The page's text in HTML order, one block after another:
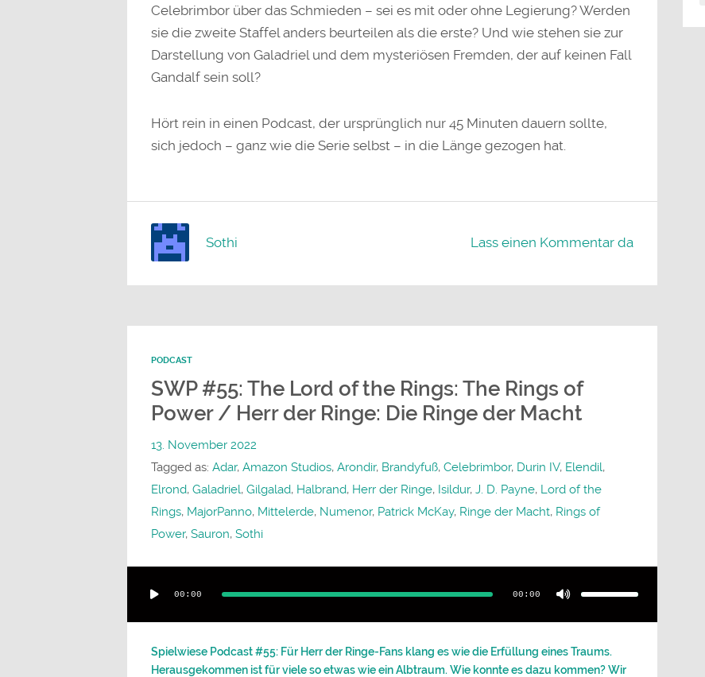
Celebrimbor über das Schmieden – sei es mit oder ohne Legierung? Werden
sie die zweite Staffel anders beurteilen als die erste? Und wie stehen sie zur
Darstellung von Galadriel und dem mysteriösen Fremden, der auf keinen Fall
Gandalf sein soll?
Hört rein in einen Podcast, der ursprünglich nur 45 Minuten dauern sollte,
sich jedoch – ganz wie die Serie selbst – in die Länge gezogen hat.
Lass einen Kommentar da
Sothi
PODCAST
SWP #55: The Lord of the Rings: The Rings of
Power / Herr der Ringe: Die Ringe der Macht
13. November 2022
Tagged as: Adar, Amazon Studios, Arondir, Brandyfuß, Celebrimbor, Durin IV, Elendil,
Elrond, Galadriel, Gilgalad, Halbrand, Herr der Ringe, Isildur, J. D. Payne, Lord of the
Rings, MajorPanno, Mittelerde, Numenor, Patrick McKay, Ringe der Macht, Rings of
Power, Sauron, Sothi
Player
00:00 00:00
um
zu
Spielwiese Podcast #55: Für Herr der Ringe-Fans klang es wie die Erfüllung eines Traums.
Herausgekommen ist für viele so etwas wie ein Albtraum. Wie konnte es dazu kommen? Wir